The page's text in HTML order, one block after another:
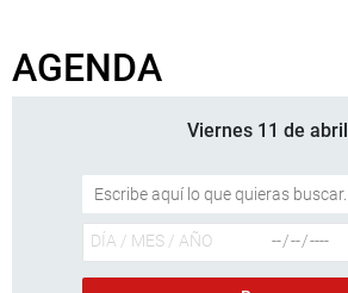
AGENDA
Viernes 11 de abril